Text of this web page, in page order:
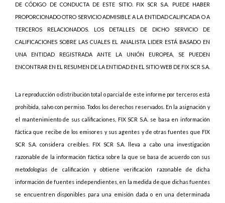
DE CÓDIGO DE CONDUCTA DE ESTE SITIO. FIX SCR S.A. PUEDE HABER
PROPORCIONADO OTRO SERVICIO ADMISIBLE A LA ENTIDAD CALIFICADA O A
TERCEROS RELACIONADOS. LOS DETALLES DE DICHO SERVICIO DE
CALIFICACIONES SOBRE LAS CUALES EL ANALISTA LIDER ESTÁ BASADO EN
UNA ENTIDAD REGISTRADA ANTE LA UNIÓN EUROPEA, SE PUEDEN
ENCONTRAR EN EL RESUMEN DE LA ENTIDAD EN EL SITIO WEB DE FIX SCR S.A.
La reproducción o distribución total o parcial de este informe por terceros está
prohibida, salvo con permiso. Todos los derechos reservados. En la asignación y
el mantenimiento de sus calificaciones, FIX SCR S.A. se basa en información
fáctica que recibe de los emisores y sus agentes y de otras fuentes que FIX
SCR S.A. considera creíbles. FIX SCR S.A. lleva a cabo una investigación
razonable de la información fáctica sobre la que se basa de acuerdo con sus
metodologías de calificación y obtiene verificación razonable de dicha
información de fuentes independientes, en la medida de que dichas fuentes
se encuentren disponibles para una emisión dada o en una determinada